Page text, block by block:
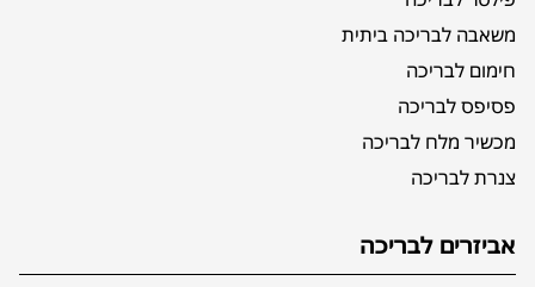
משאבה לבריכה ביתית
חימום לבריכה
פסיפס לבריכה
מכשיר מלח לבריכה
צנרת לבריכה
אביזרים לבריכה